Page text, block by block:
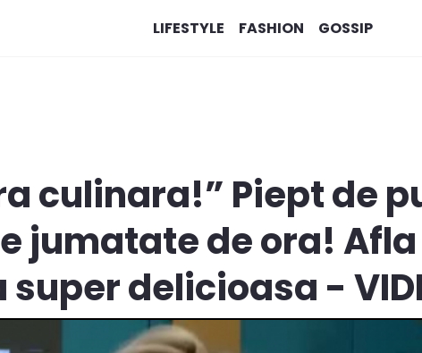
LIFESTYLE FASHION GOSSIP
culinara!” Piept de
jumatate de ora! Afla
delicioasa -